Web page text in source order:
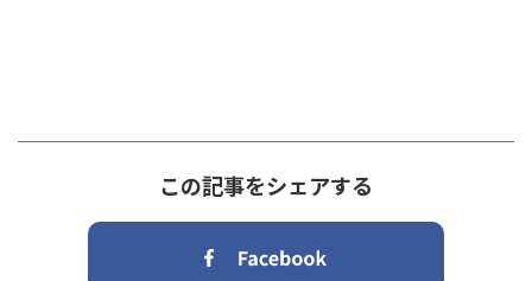
この記事をシェアする